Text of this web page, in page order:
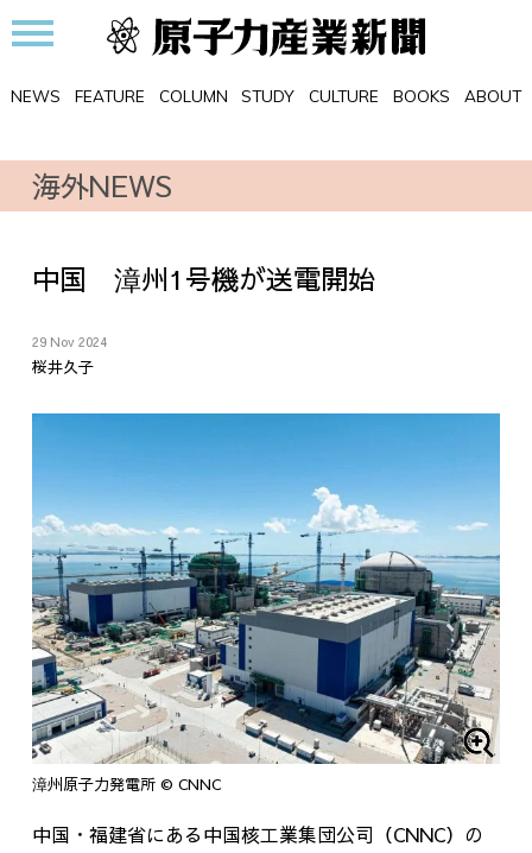
NEWS FEATURE COLUMN STUDY CULTURE BOOKS ABOUT
海外NEWS
中国 漳州1号機が送電開始
29 Nov 2024
桜井久子
漳州原子力発電所 © CNNC
中国・福建省にある中国核工業集団公司（CNNC）の